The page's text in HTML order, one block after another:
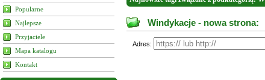
Popularne
Najlepsze
Przyjaciele
Mapa katalogu
Kontakt
Windykacje - nowa strona:
Adres: